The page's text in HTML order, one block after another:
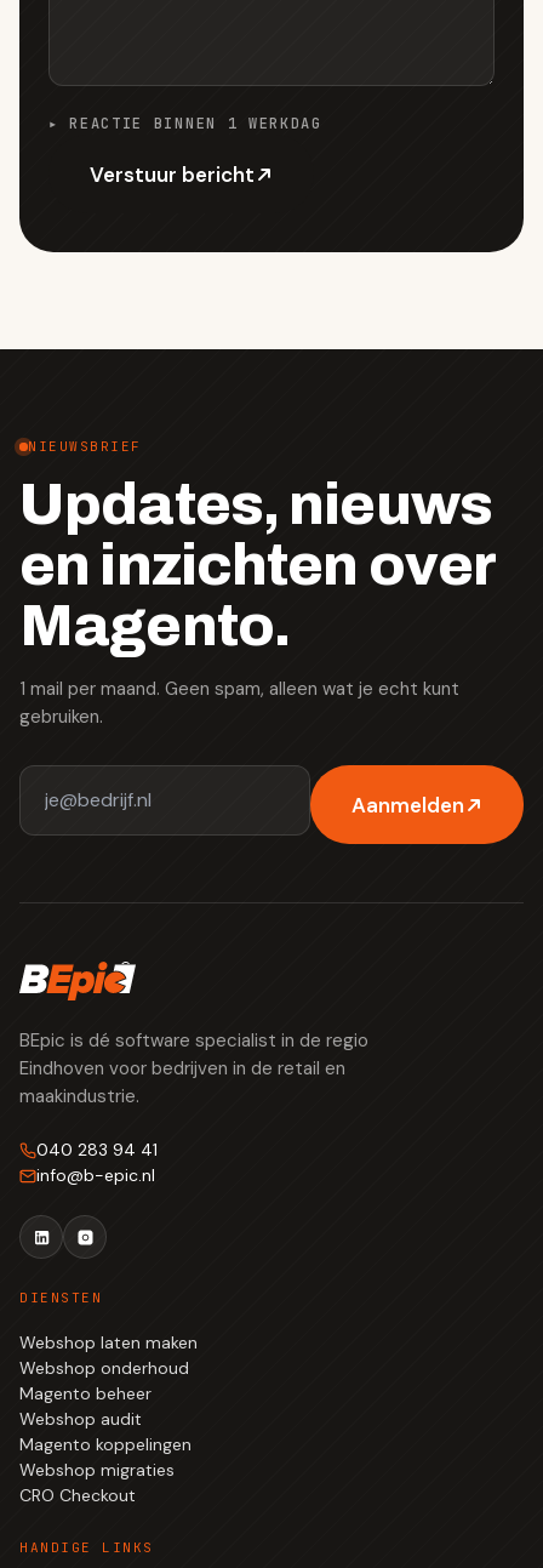
▸ REACTIE BINNEN 1 WERKDAG
Verstuur bericht
NIEUWSBRIEF
Updates, nieuws
en inzichten over
Magento.
1 mail per maand. Geen spam, alleen wat je echt kunt
gebruiken.
Aanmelden
BEpic is dé software specialist in de regio
Eindhoven voor bedrijven in de retail en
maakindustrie.
040 283 94 41
info@b-epic.nl
DIENSTEN
Webshop laten maken
Webshop onderhoud
Magento beheer
Webshop audit
Magento koppelingen
Webshop migraties
CRO Checkout
HANDIGE LINKS